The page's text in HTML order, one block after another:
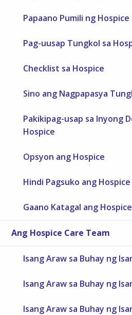
Papaano Pumili ng
Pag-uusap Tungkol sa
Checklist sa Hospice
Sino ang Nagpapasya
Pakikipag-usap sa Inyong
Hospice
Opsyon ang Hospice
Hindi Pagsuko ang Hospice
Gaano Katagal ang
Ang Hospice Care Team
Isang Araw sa Buhay ng
Isang Araw sa Buhay ng
Isang Araw sa Buhay ng